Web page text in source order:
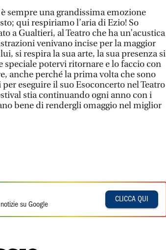
sempre una grandissima emozione
qui respiriamo l’aria di Ezio! So
a Gualtieri, al Teatro che ha un’acustica
venivano incise per la maggior
si respira la sua arte, la sua presenza si
speciale potervi ritornare e lo faccio con
anche perché la prima volta che sono
eseguire il suo Esoconcerto nel Teatro
stia continuando ogni anno con i
bene di rendergli omaggio nel miglior
su Google
CLICCA QUI